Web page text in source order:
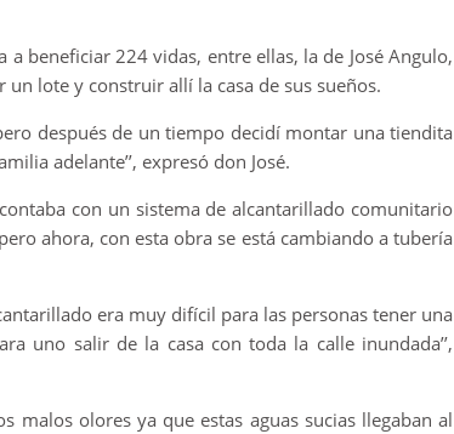
beneficiar 224 vidas, entre ellas, la de José Angulo,
lote y construir allí la casa de sus sueños.
después de un tiempo decidí montar una tiendita
adelante’’, expresó don José.
con un sistema de alcantarillado comunitario
ahora, con esta obra se está cambiando a tubería
era muy difícil para las personas tener una
uno salir de la casa con toda la calle inundada’’,
malos olores ya que estas aguas sucias llegaban al